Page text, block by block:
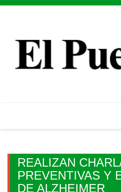
Skip
REALIZAN
PREVENTIVAS Y
DE ALZHEIMER